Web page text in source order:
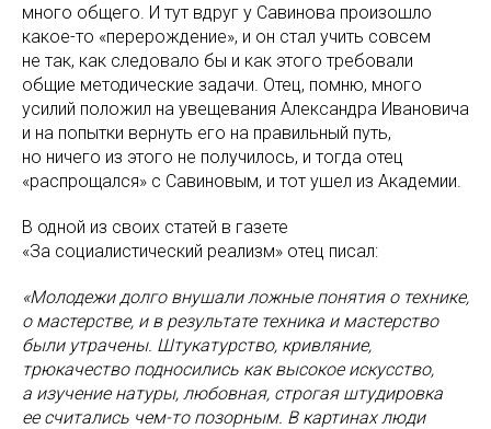
много общего. И тут вдруг у Савинова произошло
какое-то «перерождение», и он стал учить совсем
не так, как следовало бы и как этого требовали
общие методические задачи. Отец, помню, много
усилий положил на увещевания Александра Ивановича
и на попытки вернуть его на правильный путь,
но ничего из этого не получилось, и тогда отец
«распрощался» с Савиновым, и тот ушел из Академии.
В одной из своих статей в газете
«За социалистический реализм» отец писал:
«Молодежи долго внушали ложные понятия о технике,
о мастерстве, и в результате техника и мастерство
были утрачены. Штукатурство, кривляние,
трюкачество подносились как высокое искусство,
а изучение натуры, любовная, строгая штудировка
ее считались чем-то позорным. В картинах люди